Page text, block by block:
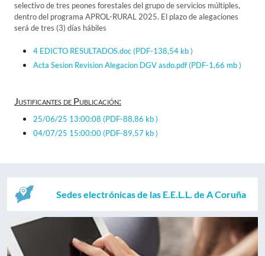
selectivo de tres peones forestales del grupo de servicios múltiples,
dentro del programa APROL-RURAL 2025. El plazo de alegaciones
será de tres (3) días hábiles
4 EDICTO RESULTADOS.doc(PDF-138,54 kb )
Acta Sesion Revision Alegacion DGV asdo.pdf(PDF-1,66 mb )
Justificantes de Publicación:
25/06/25 13:00:08 (PDF-88,86 kb )
04/07/25 15:00:00(PDF-89,57 kb )
Sedes electrónicas de las E.E.L.L. de A Coruña